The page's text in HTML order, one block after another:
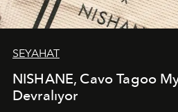
SEYAHAT
NISHANE, Cavo Tagoo
Devralıyor